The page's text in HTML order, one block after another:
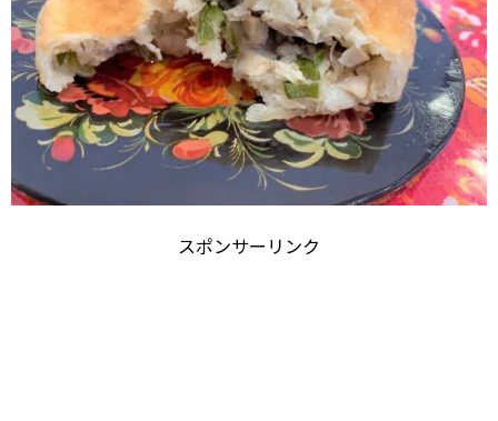
スポンサーリンク